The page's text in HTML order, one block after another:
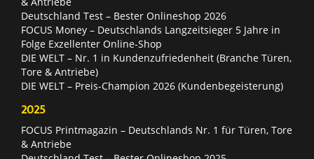
Deutschland Test – Bester Onlineshop 2026
FOCUS Money – Deutschlands Langzeitsieger 5 Jahre in
Folge Exzellenter Online-Shop
DIE WELT – Nr. 1 in Kundenzufriedenheit (Branche Türen,
Tore & Antriebe)
DIE WELT – Preis-Champion 2026 (Kundenbegeisterung)
2025
FOCUS Printmagazin – Deutschlands Nr. 1 für Türen, Tore
& Antriebe